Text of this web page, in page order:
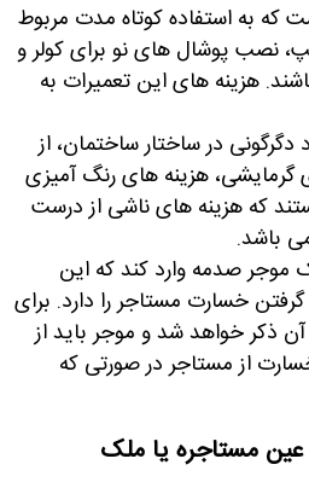
که به استفاده کوتاه مدت مربوط
نصب پوشال های نو برای کولر و
هزینه های این تعمیرات به
در ساختار ساختمان، از
گرمایشی، هزینه های رنگ آمیزی
که هزینه های ناشی از درست
باشد.
صدمه وارد کند که این
خسارت مستاجر را دارد. برای
آن ذکر خواهد شد و موجر باید از
از مستاجر در صورتی که
عین مستاجره یا ملک